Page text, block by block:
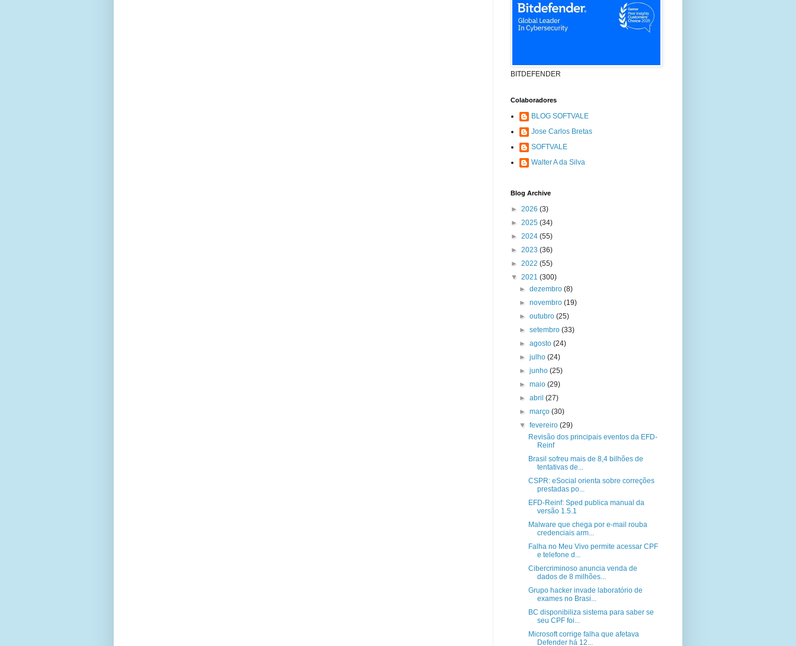
BITDEFENDER
Colaboradores
BLOG SOFTVALE
Jose Carlos Bretas
SOFTVALE
Walter A da Silva
Blog Archive
► 2026 (3)
► 2025 (34)
► 2024 (55)
► 2023 (36)
► 2022 (55)
▼ 2021 (300)
►dezembro(8)
►novembro(19)
►outubro(25)
►setembro(33)
►agosto(24)
►julho(24)
►junho(25)
►maio(29)
►abril(27)
►março(30)
▼fevereiro(29)
Revisão dos principais eventos da EFD-
Reinf
Brasil sofreu mais de 8,4 bilhões de
tentativas de...
CSPR: eSocial orienta sobre correções
prestadas po...
EFD-Reinf: Sped publica manual da
versão 1.5.1
Malware que chega por e-mail rouba
credenciais arm...
Falha no Meu Vivo permite acessar CPF
e telefone d...
Cibercriminoso anuncia venda de
dados de 8 milhões...
Grupo hacker invade laboratório de
exames no Brasi...
BC disponibiliza sistema para saber se
seu CPF foi...
Microsoft corrige falha que afetava
Defender há 12...